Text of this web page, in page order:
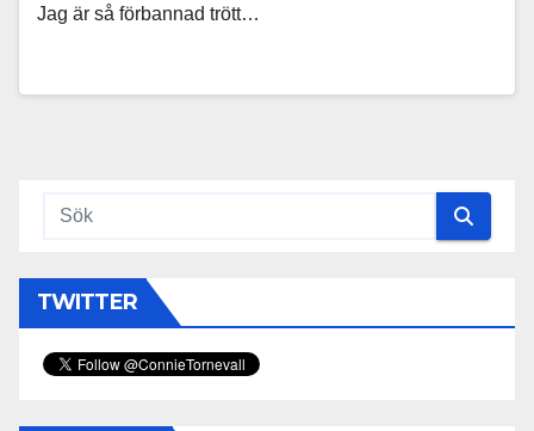
Jag är så förbannad trött…
TWITTER